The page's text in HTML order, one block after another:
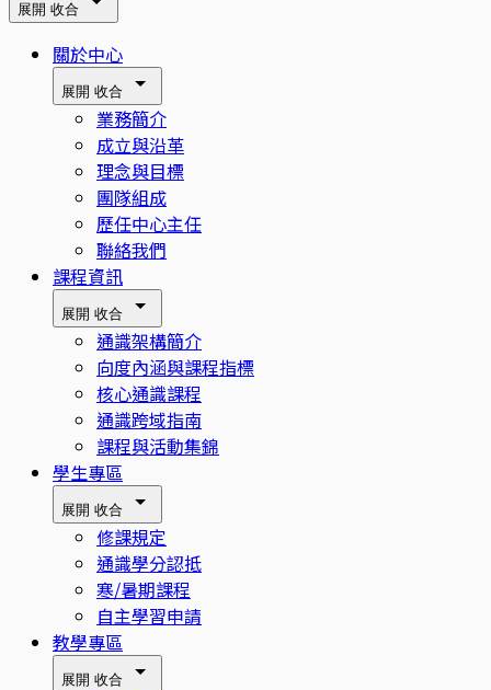
展開 收合
關於中心
展開 收合
業務簡介
成立與沿革
理念與目標
團隊組成
歷任中心主任
聯絡我們
課程資訊
展開 收合
通識架構簡介
向度內涵與課程指標
核心通識課程
通識跨域指南
課程與活動集錦
學生專區
展開 收合
修課規定
通識學分認抵
寒/暑期課程
自主學習申請
教學專區
展開 收合